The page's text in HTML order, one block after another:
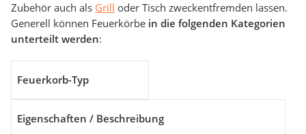
Zubehör auch als Grill oder Tisch zweckentfremden lassen.
Generell können Feuerkörbe in die folgenden Kategorien
unterteilt werden:
Feuerkorb-Typ
Eigenschaften / Beschreibung